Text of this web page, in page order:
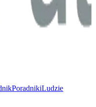
PoradnikiLudzie